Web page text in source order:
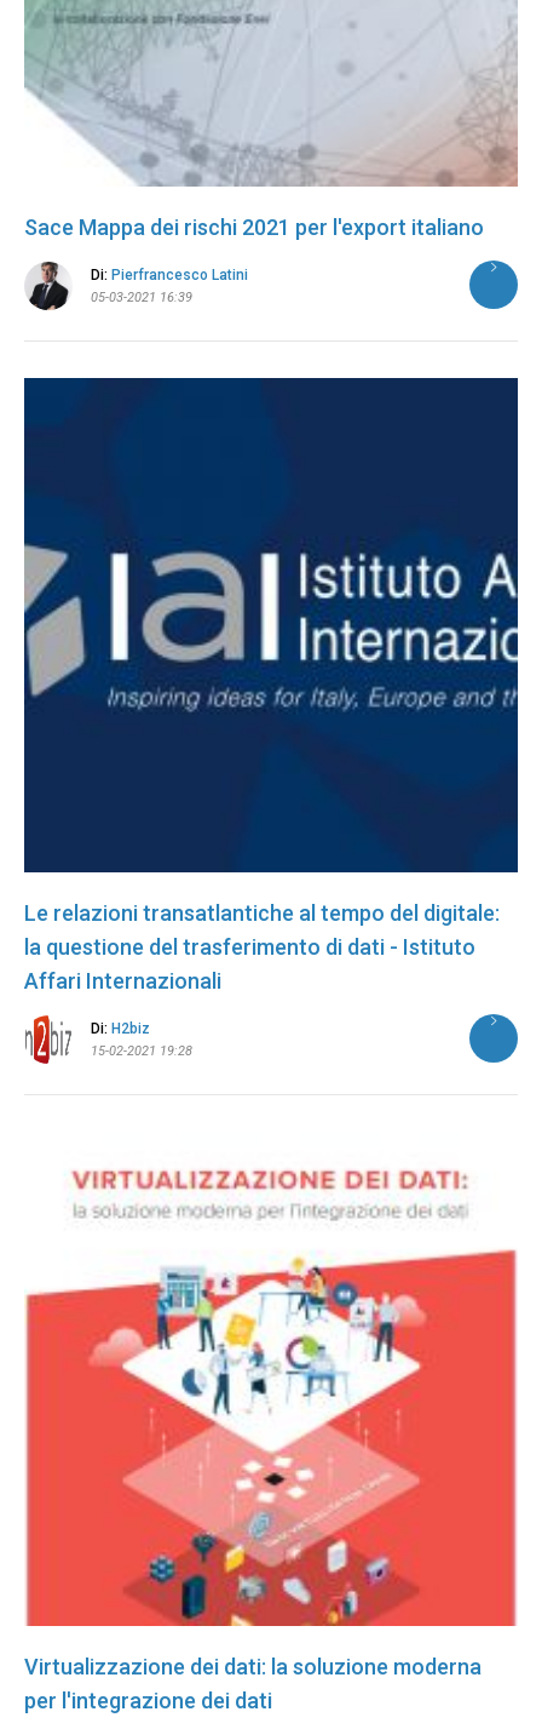
Sace Mappa dei rischi 2021 per l'export italiano
Di: Pierfrancesco Latini
05-03-2021 16:39
Le relazioni transatlantiche al tempo del digitale:
la questione del trasferimento di dati - Istituto
Affari Internazionali
Di: H2biz
15-02-2021 19:28
Virtualizzazione dei dati: la soluzione moderna
per l'integrazione dei dati